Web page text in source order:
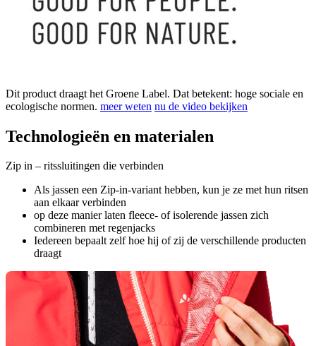
Dit product draagt het Groene Label. Dat betekent: hoge sociale en
ecologische normen. meer weten nu de video bekijken
Technologieën en materialen
Zip in – ritssluitingen die verbinden
Als jassen een Zip-in-variant hebben, kun je ze met hun ritsen
aan elkaar verbinden
op deze manier laten fleece- of isolerende jassen zich
combineren met regenjacks
Iedereen bepaalt zelf hoe hij of zij de verschillende producten
draagt